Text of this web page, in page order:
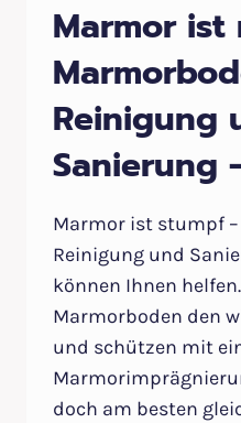
MARMOR
FLECKEN?
VOM
STEIN-
DOKTOR
Marmor ist
Reinigung
Sanierung
Marmor ist stumpf
Reinigung und
können Ihnen
Marmorboden den
und schützen mit
doch am besten